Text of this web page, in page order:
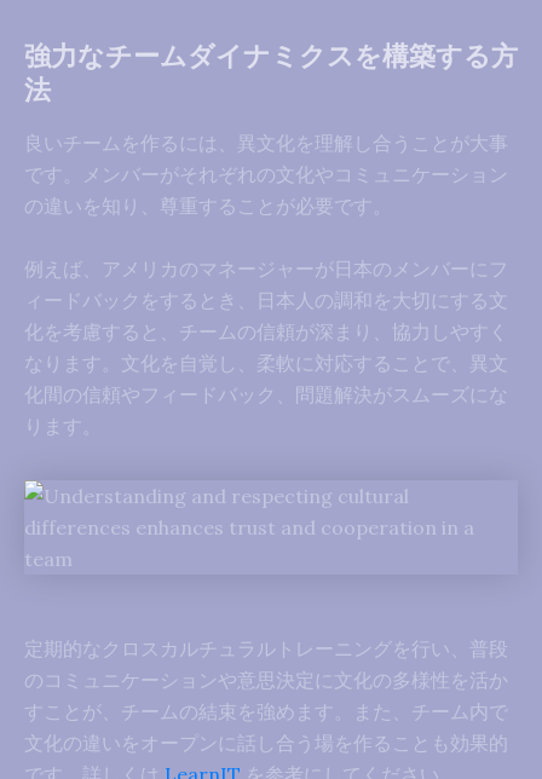
強力なチームダイナミクスを構築する方
法
良いチームを作るには、異文化を理解し合うことが大事
です。メンバーがそれぞれの文化やコミュニケーション
の違いを知り、尊重することが必要です。
例えば、アメリカのマネージャーが日本のメンバーにフ
ィードバックをするとき、日本人の調和を大切にする文
化を考慮すると、チームの信頼が深まり、協力しやすく
なります。文化を自覚し、柔軟に対応することで、異文
化間の信頼やフィードバック、問題解決がスムーズにな
ります。
定期的なクロスカルチュラルトレーニングを行い、普段
のコミュニケーションや意思決定に文化の多様性を活か
すことが、チームの結束を強めます。また、チーム内で
文化の違いをオープンに話し合う場を作ることも効果的
です。詳しくは LearnIT を参考にしてください。